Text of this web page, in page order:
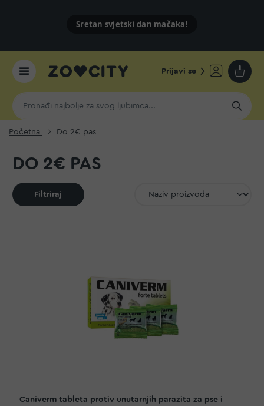
Sretan svjetski dan mačaka!
Prijavi se
Moja
Početna Do 2€ pas
DO 2€ PAS
Filtriraj
Caniverm tableta protiv unutarnjih parazita za pse i